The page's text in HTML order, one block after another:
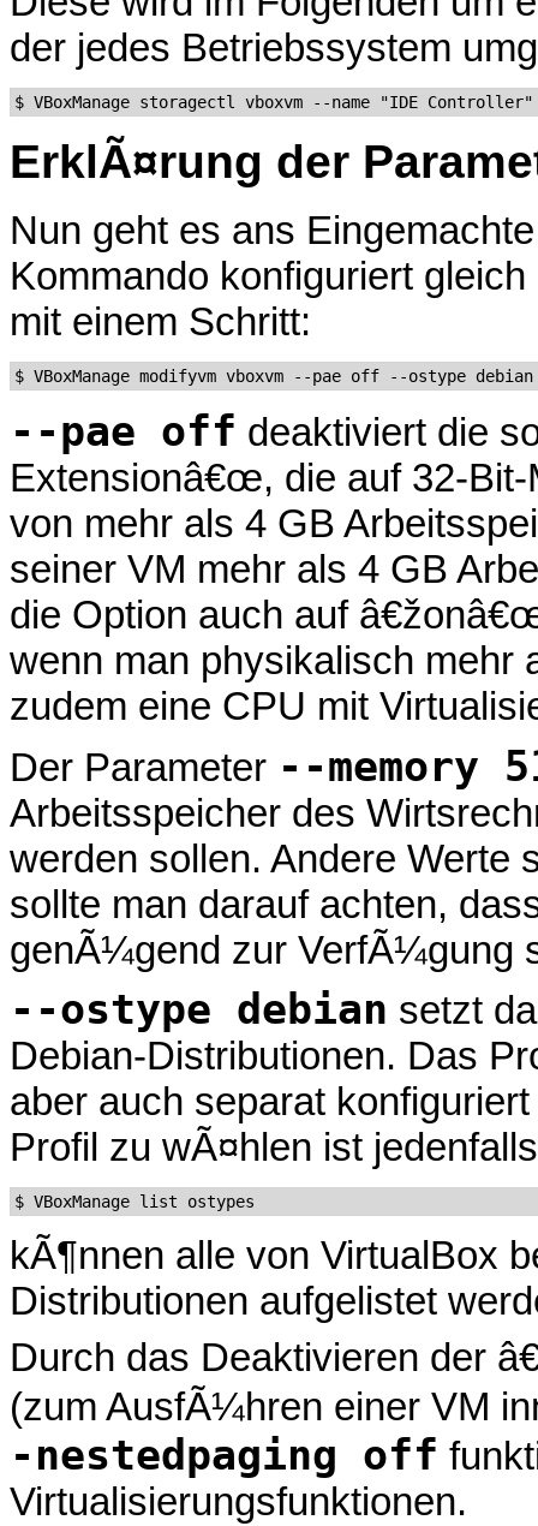
der jedes Betriebssystem
ErklÃ¤rung der
Nun geht es ans
Kommando konfiguriert
mit einem Schritt:
--pae off deaktiviert die
Extensionâ€œ, die auf 32-
von mehr als 4 GB
seiner VM mehr als 4 GB
die Option auch auf
wenn man physikalisch mehr
zudem eine CPU mit
Der Parameter --memory
Arbeitsspeicher des
werden sollen. Andere
sollte man darauf achten,
genÃ¼gend zur VerfÃ¼gung
--ostype debian setzt
Debian-Distributionen. Das
aber auch separat
Profil zu wÃ¤hlen ist
kÃ¶nnen alle von VirtualBox
Distributionen aufgelistet
Durch das Deaktivieren der
(zum AusfÃ¼hren einer VM
-nestedpaging off
Virtualisierungsfunktionen.